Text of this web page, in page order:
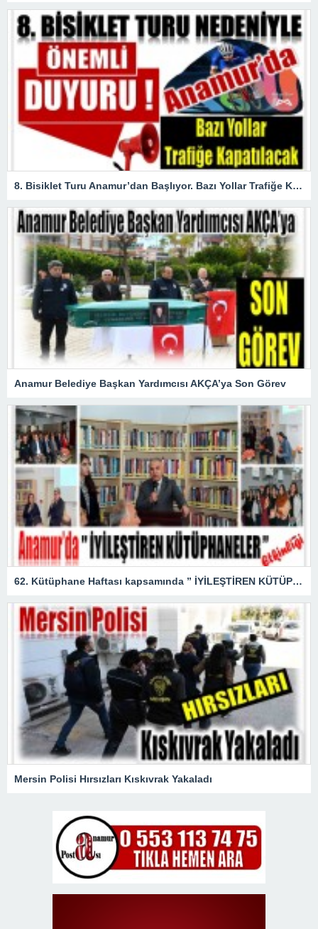
8. Bisiklet Turu Anamur’dan Başlıyor. Bazı Yollar Trafiğe Kapatılacak
Anamur Belediye Başkan Yardımcısı AKÇA’ya Son Görev
62. Kütüphane Haftası kapsamında ” İYİLEŞTİREN KÜTÜPHANELER ” etkinliği düzenlendi.
Mersin Polisi Hırsızları Kıskıvrak Yakaladı